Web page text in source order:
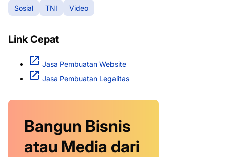
Sosial
TNI Video
Link Cepat
Jasa Pembuatan Website
Jasa Pembuatan Legalitas
Bangun Bisnis
atau Media dari